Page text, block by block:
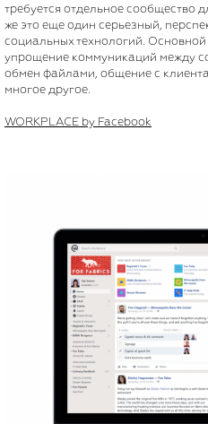
требуется отдельное сообщество
же это еще один серьезный,
социальных технологий. Основной
упрощение коммуникаций между
обмен файлами, общение с
многое другое.
WORKPLACE by Facebook